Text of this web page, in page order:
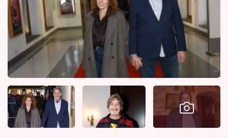
Horoskopy
Sledujte prima+
Filmový festival Karlovy Vary
Pořady
Mámy sobě